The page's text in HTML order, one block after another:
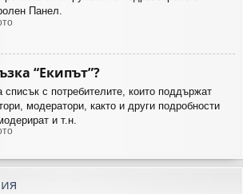
Панел.
“Екипът”?
списък с потребителите, които поддържат
модератори, както и други подробности
и т.н.